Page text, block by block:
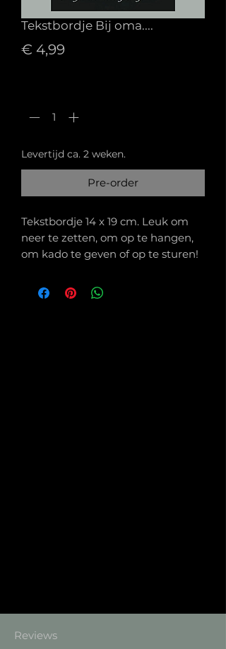
Tekstbordje Bij oma....
€ 4,99
Levertijd ca. 2 weken.
Pre-order
Tekstbordje 14 x 19 cm. Leuk om
neer te zetten, om op te hangen,
om kado te geven of op te sturen!
Reviews